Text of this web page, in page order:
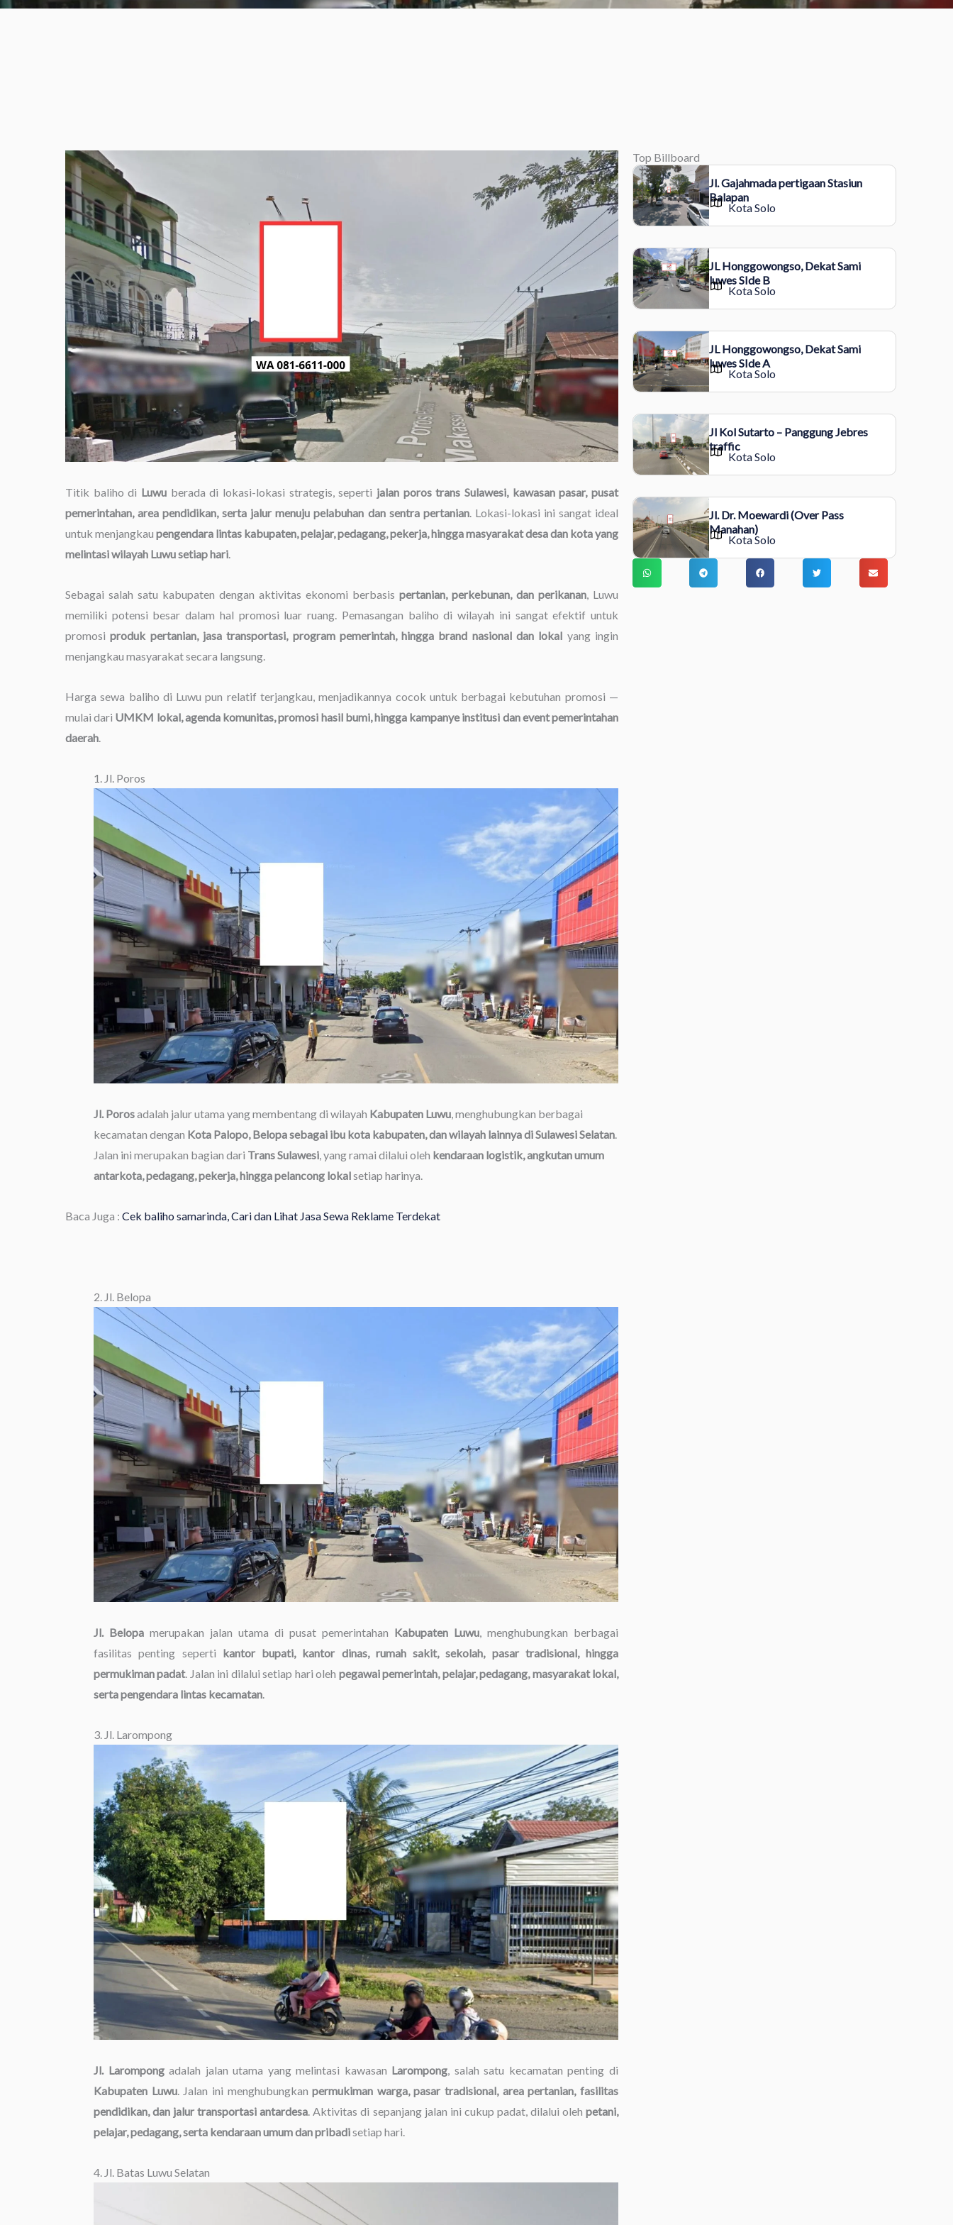
Titik baliho di Luwu berada di lokasi-lokasi strategis, seperti jalan poros trans Sulawesi, kawasan pasar, pusat
pemerintahan, area pendidikan, serta jalur menuju pelabuhan dan sentra pertanian. Lokasi-lokasi ini sangat ideal
untuk menjangkau pengendara lintas kabupaten, pelajar, pedagang, pekerja, hingga masyarakat desa dan kota yang
melintasi wilayah Luwu setiap hari
Sebagai salah satu kabupaten dengan aktivitas ekonomi berbasis pertanian, perkebunan, dan perikanan , Luwu
memiliki potensi besar dalam hal promosi luar ruang. Pemasangan baliho di wilayah ini sangat efektif untuk
promosiproduk pertanian, jasa transportasi, program pemerintah, hingga brand nasional dan lokal yang ingin
menjangkau masyarakat secara langsung.
Harga sewa baliho di Luwu pun relatif terjangkau, menjadikannya cocok untuk berbagai kebutuhan promosi —
mulai dari UMKM lokal, agenda komunitas, promosi hasil bumi, hingga kampanye institusi dan event pemerintahan
daerah
1. Jl. Poros
Jl. Porosadalah jalur utama yang membentang di wilayah Kabupaten Luwu , menghubungkan berbagai
kecamatan dengan Kota Palopo, Belopa sebagai ibu kota kabupaten, dan wilayah lainnya di Sulawesi Selatan
Jalan ini merupakan bagian dari Trans Sulawesi , yang ramai dilalui oleh kendaraan logistik, angkutan umum
antarkota, pedagang, pekerja, hingga pelancong lokalsetiap harinya.
Baca Juga : Cek baliho samarinda, Cari dan Lihat Jasa Sewa Reklame Terdekat
2. Jl. Belopa
Jl. Belopa merupakan jalan utama di pusat pemerintahan Kabupaten Luwu , menghubungkan berbagai
fasilitas penting seperti kantor bupati, kantor dinas, rumah sakit, sekolah, pasar tradisional, hingga
permukiman padat. Jalan ini dilalui setiap hari oleh pegawai pemerintah, pelajar, pedagang, masyarakat lokal,
serta pengendara lintas kecamatan
3. Jl. Larompong
Jl. Larompongadalah jalan utama yang melintasi kawasan Larompong , salah satu kecamatan penting di
Kabupaten Luwu. Jalan ini menghubungkanpermukiman warga, pasar tradisional, area pertanian, fasilitas
pendidikan, dan jalur transportasi antardesa . Aktivitas di sepanjang jalan ini cukup padat, dilalui olehpetani,
pelajar, pedagang, serta kendaraan umum dan pribadisetiap hari.
4. Jl. Batas Luwu Selatan
Top Billboard
Jl. Gajahmada pertigaan Stasiun
Balapan
Kota Solo
JL Honggowongso, Dekat Sami
luwes SIde B
Kota Solo
JL Honggowongso, Dekat Sami
luwes SIde A
Kota Solo
Jl Kol Sutarto – Panggung Jebres
traffic
Kota Solo
Jl. Dr. Moewardi (Over Pass
Manahan)
Kota Solo